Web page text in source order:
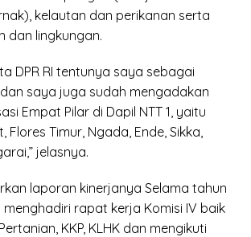
kelautan dan perikanan serta
dan lingkungan.
DPR RI tentunya saya sebagai
dan saya juga sudah mengadakan
Empat Pilar di Dapil NTT 1, yaitu
Timur, Ngada, Ende, Sikka,
jelasnya.
laporan kinerjanya Selama tahun
rapat kerja Komisi IV baik
KKP, KLHK dan mengikuti